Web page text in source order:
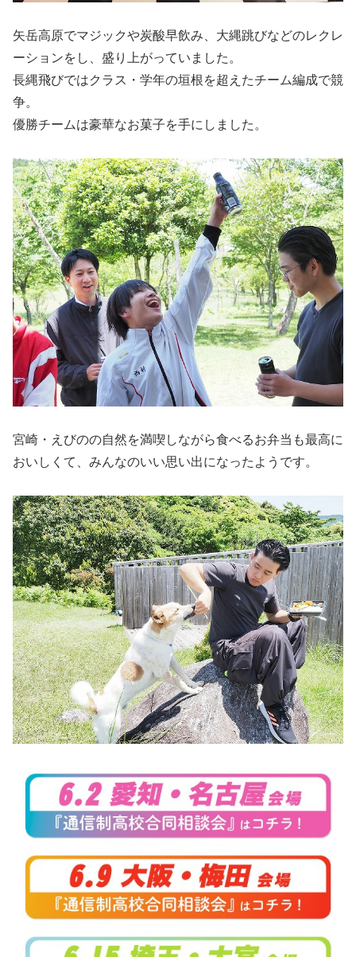
矢岳高原でマジックや炭酸早飲み、大縄跳びなどのレクレ
ーションをし、盛り上がっていました。
長縄飛びではクラス・学年の垣根を超えたチーム編成で競
争。
優勝チームは豪華なお菓子を手にしました。
宮崎・えびのの自然を満喫しながら食べるお弁当も最高に
おいしくて、みんなのいい思い出になったようです。